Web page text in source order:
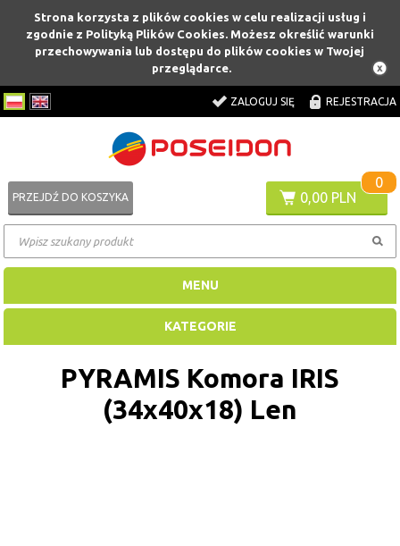
Strona korzysta z plików cookies w celu realizacji usług i
zgodnie z Polityką Plików Cookies. Możesz określić warunki
przechowywania lub dostępu do plików cookies w Twojej
przeglądarce.
ZALOGUJ SIĘ REJESTRACJA
0,00 PLN
0
PRZEJDŹ DO KOSZYKA
MENU
KATEGORIE
PYRAMIS Komora IRIS
(34x40x18) Len